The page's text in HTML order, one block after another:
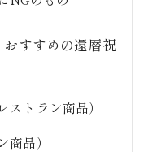
すすめの還暦祝
トラン商品）
品）